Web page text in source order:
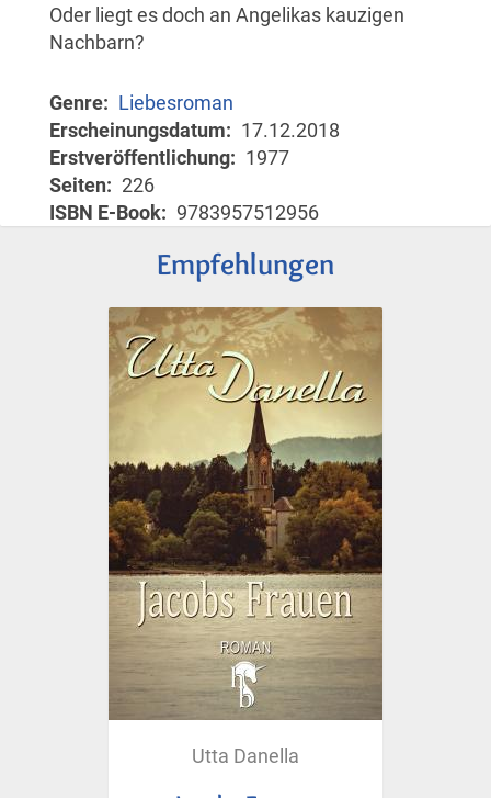
Oder liegt es doch an Angelikas kauzigen
Nachbarn?
Genre
Liebesroman
Erscheinungsdatum
17.12.2018
Erstveröffentlichung
1977
Seiten
226
ISBN E-Book
9783957512956
Empfehlungen
Utta Danella